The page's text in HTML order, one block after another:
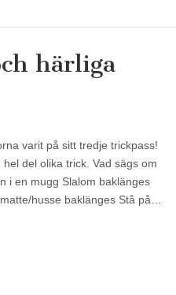
härliga
varit på sitt tredje trickpass!
del olika trick. Vad sägs om
i en mugg Slalom baklänges
husse baklänges Stå på…